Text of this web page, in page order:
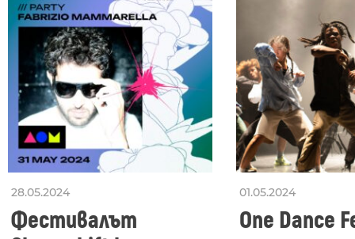
28.05.2024
Фестивалът
01.05.2024
One Dance